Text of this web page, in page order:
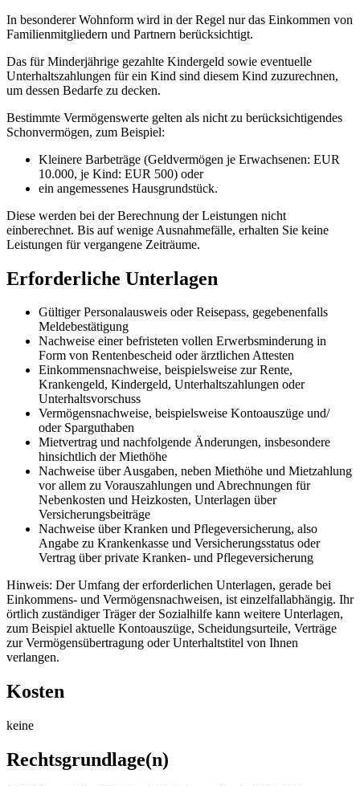
In besonderer Wohnform wird in der Regel nur das Einkommen von
Familienmitgliedern und Partnern berücksichtigt.
Das für Minderjährige gezahlte Kindergeld sowie eventuelle
Unterhaltszahlungen für ein Kind sind diesem Kind zuzurechnen,
um dessen Bedarfe zu decken.
Bestimmte Vermögenswerte gelten als nicht zu berücksichtigendes
Schonvermögen, zum Beispiel:
Kleinere Barbeträge (Geldvermögen je Erwachsenen: EUR
10.000, je Kind: EUR 500) oder
ein angemessenes Hausgrundstück.
Diese werden bei der Berechnung der Leistungen nicht
einberechnet. Bis auf wenige Ausnahmefälle, erhalten Sie keine
Leistungen für vergangene Zeiträume.
Erforderliche Unterlagen
Gültiger Personalausweis oder Reisepass, gegebenenfalls
Meldebestätigung
Nachweise einer befristeten vollen Erwerbsminderung in
Form von Rentenbescheid oder ärztlichen Attesten
Einkommensnachweise, beispielsweise zur Rente,
Krankengeld, Kindergeld, Unterhaltszahlungen oder
Unterhaltsvorschuss
Vermögensnachweise, beispielsweise Kontoauszüge und/
oder Sparguthaben
Mietvertrag und nachfolgende Änderungen, insbesondere
hinsichtlich der Miethöhe
Nachweise über Ausgaben, neben Miethöhe und Mietzahlung
vor allem zu Vorauszahlungen und Abrechnungen für
Nebenkosten und Heizkosten, Unterlagen über
Versicherungsbeiträge
Nachweise über Kranken und Pflegeversicherung, also
Angabe zu Krankenkasse und Versicherungsstatus oder
Vertrag über private Kranken- und Pflegeversicherung
Hinweis: Der Umfang der erforderlichen Unterlagen, gerade bei
Einkommens- und Vermögensnachweisen, ist einzelfallabhängig. Ihr
örtlich zuständiger Träger der Sozialhilfe kann weitere Unterlagen,
zum Beispiel aktuelle Kontoauszüge, Scheidungsurteile, Verträge
zur Vermögensübertragung oder Unterhaltstitel von Ihnen
verlangen.
Kosten
keine
Rechtsgrundlage(n)